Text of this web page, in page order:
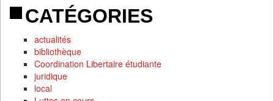
CATÉGORIES
actualités
bibliothèque
Coordination Libertaire étudiante
juridique
local